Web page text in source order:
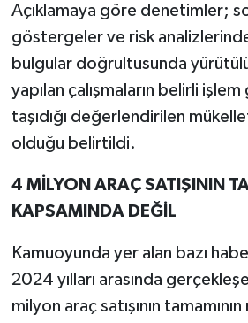
Açıklamaya göre denetimler;
göstergeler ve risk
bulgular doğrultusunda
yapılan çalışmaların belirli
taşıdığı değerlendirilen
olduğu belirtildi.
4 MİLYON ARAÇ SATIŞININ
KAPSAMINDA DEĞİL
Kamuoyunda yer alan bazı
2024 yılları arasında
milyon araç satışının